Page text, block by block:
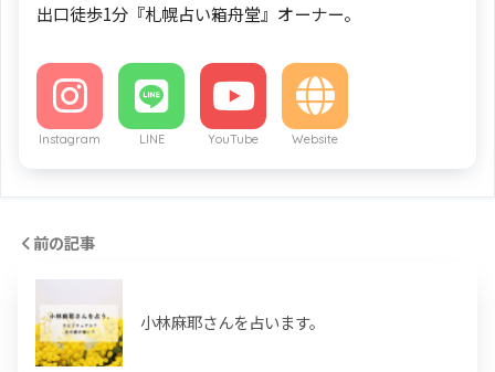
出口徒歩1分『札幌占い箱舟堂』オーナー。
Instagram LINE YouTube Website
前の記事
小林麻耶さんを占います。